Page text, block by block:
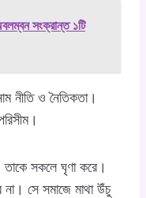
সংক্রান্ত ১টি
নীতি ও নৈতিকতা।
তাকে সকলে ঘৃণা করে।
সে সমাজে মাথা উঁচু